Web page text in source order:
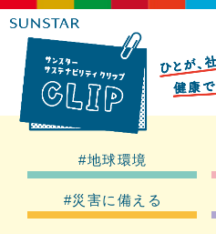
#地球環境
#災害に備える